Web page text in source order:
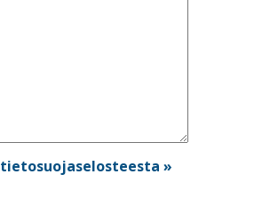
tietosuojaselosteesta »